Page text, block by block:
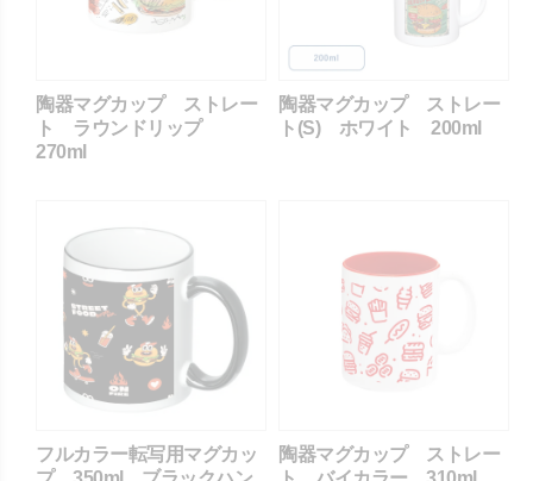
陶器マグカップ ストレー
ト ラウンドリップ
270ml
陶器マグカップ ストレー
ト(S) ホワイト 200ml
フルカラー転写用マグカッ
陶器マグカップ ストレー